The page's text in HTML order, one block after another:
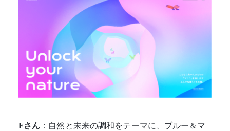
Fさん ：自然と未来の調和をテーマに、ブルー＆マ